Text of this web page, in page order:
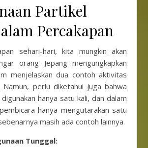
Partikel
Percakapan
sehari-hari, kita mungkin akan
orang Jepang mengungkapkan
menjelaskan dua contoh aktivitas
Namun, perlu diketahui juga bahwa
hanya satu kali, dan dalam
hanya mengutarakan satu
masih ada contoh lainnya.
Tunggal: